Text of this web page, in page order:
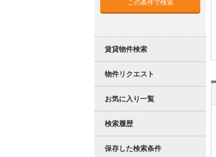
賃貸物件検索
物件リクエスト
お気に入り一覧
検索履歴
保存した検索条件